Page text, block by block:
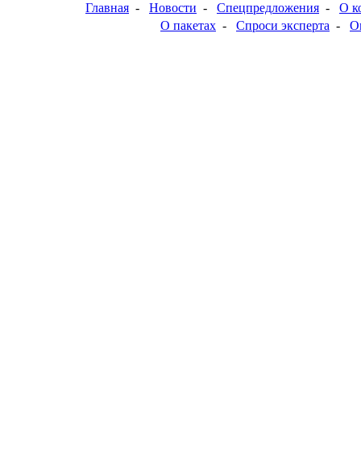
Главная - Новости - Спецпредложения - О
О пакетах - Спроси эксперта -